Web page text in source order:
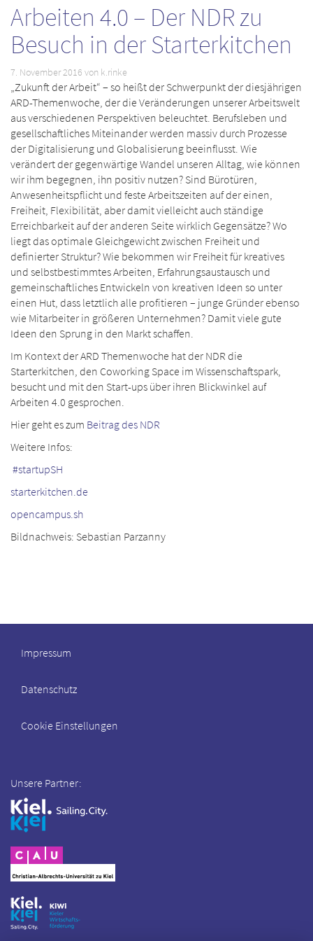
Arbeiten 4.0 – Der NDR zu
Besuch in der Starterkitchen
7. November 2016 von k.rinke
„Zukunft der Arbeit“ – so heißt der Schwerpunkt der diesjährigen
ARD-Themenwoche, der die Veränderungen unserer Arbeitswelt
aus verschiedenen Perspektiven beleuchtet. Berufsleben und
gesellschaftliches Miteinander werden massiv durch Prozesse
der Digitalisierung und Globalisierung beeinflusst. Wie
verändert der gegenwärtige Wandel unseren Alltag, wie können
wir ihm begegnen, ihn positiv nutzen? Sind Bürotüren,
Anwesenheitspflicht und feste Arbeitszeiten auf der einen,
Freiheit, Flexibilität, aber damit vielleicht auch ständige
Erreichbarkeit auf der anderen Seite wirklich Gegensätze? Wo
liegt das optimale Gleichgewicht zwischen Freiheit und
definierter Struktur? Wie bekommen wir Freiheit für kreatives
und selbstbestimmtes Arbeiten, Erfahrungsaustausch und
gemeinschaftliches Entwickeln von kreativen Ideen so unter
einen Hut, dass letztlich alle profitieren – junge Gründer ebenso
wie Mitarbeiter in größeren Unternehmen? Damit viele gute
Ideen den Sprung in den Markt schaffen.
Im Kontext der ARD Themenwoche hat der NDR die
Starterkitchen, den Coworking Space im Wissenschaftspark,
besucht und mit den Start-ups über ihren Blickwinkel auf
Arbeiten 4.0 gesprochen.
Hier geht es zum Beitrag des NDR
Weitere Infos:
#startupSH
starterkitchen.de
opencampus.sh
Bildnachweis: Sebastian Parzanny
Impressum
Datenschutz
Cookie Einstellungen
Unsere Partner: